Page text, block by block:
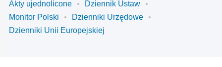
Akty ujednolicone
Dziennik Ustaw
Monitor Polski
Dzienniki Urzędowe
Dzienniki Unii Europejskiej